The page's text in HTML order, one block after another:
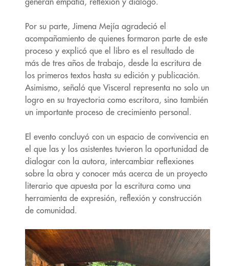
generan empatía, reflexión y diálogo.
Por su parte, Jimena Mejía agradeció el
acompañamiento de quienes formaron parte de este
proceso y explicó que el libro es el resultado de
más de tres años de trabajo, desde la escritura de
los primeros textos hasta su edición y publicación.
Asimismo, señaló que Visceral representa no solo un
logro en su trayectoria como escritora, sino también
un importante proceso de crecimiento personal.
El evento concluyó con un espacio de convivencia en
el que las y los asistentes tuvieron la oportunidad de
dialogar con la autora, intercambiar reflexiones
sobre la obra y conocer más acerca de un proyecto
literario que apuesta por la escritura como una
herramienta de expresión, reflexión y construcción
de comunidad.